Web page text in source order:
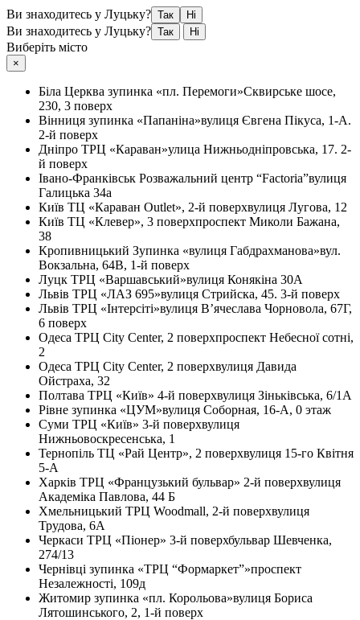
Ви знаходитесь у Луцьку? Так Ні
Ви знаходитесь у Луцьку? Так Ні
Виберіть місто
×
Біла Церква зупинка «пл. Перемоги»Сквирське шосе,
230, 3 поверх
Вінниця зупинка «Папаніна»вулиця Євгена Пікуса, 1-А.
2-й поверх
Дніпро ТРЦ «Караван»улица Нижньодніпровська, 17. 2-
й поверх
Івано-Франківськ Розважальний центр “Factoria”вулиця
Галицька 34а
Київ ТЦ «Караван Outlet», 2-й поверхвулиця Лугова, 12
Київ ТЦ «Клевер», 3 поверхпроспект Миколи Бажана,
38
Кропивницький Зупинка «вулиця Габдрахманова»вул.
Вокзальна, 64В, 1-й поверх
Луцк ТРЦ «Варшавський»вулиця Конякіна 30А
Львів ТРЦ «ЛАЗ 695»вулиця Стрийска, 45. 3-й поверх
Львів ТРЦ «Інтерсіті»вулиця В’ячеслава Чорновола, 67Г,
6 поверх
Одеса ТРЦ City Center, 2 поверхпроспект Небесної сотні,
2
Одеса ТРЦ City Center, 2 поверхвулиця Давида
Ойстраха, 32
Полтава ТРЦ «Київ» 4-й поверхвулиця Зіньківська, 6/1А
Рівне зупинка «ЦУМ»вулиця Соборная, 16-А, 0 этаж
Суми ТРЦ «Київ» 3-й поверхвулиця
Нижньовоскресенська, 1
Тернопіль ТЦ «Рай Центр», 2 поверхвулиця 15-го Квітня
5-А
Харків ТРЦ «Французький бульвар» 2-й поверхвулиця
Академіка Павлова, 44 Б
Хмельницький ТРЦ Woodmall, 2-й поверхвулиця
Трудова, 6А
Черкаси ТРЦ «Піонер» 3-й поверхбульвар Шевченка,
274/13
Чернівці зупинка «ТРЦ “Формаркет”»проспект
Незалежності, 109д
Житомир зупинка «пл. Корольова»вулиця Бориса
Лятошинського, 2, 1-й поверх